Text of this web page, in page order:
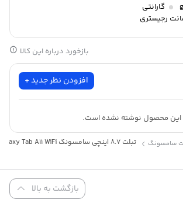
گارانتی
بازخورد درباره این کالا
افزودن نظر جدید +
این محصول نوشته نشده است.
سامسونگ تبلت 8.7 اینچی سامسونگ Galaxy Tab A11 WiFi با ظرفیت 128 گیگابایت و رم 8 گیگابایت
بازگشت به بالا